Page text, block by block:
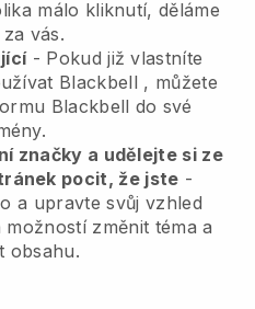
málo kliknutí, děláme
vás.
- Pokud již vlastníte
Blackbell , můžete
Blackbell do své
značky a udělejte si ze
pocit, že jste -
a upravte svůj vzhled
změnit téma a
obsahu.